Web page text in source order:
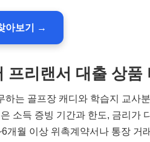
아보기 →
프리랜서 대출 상품
하는 골프장 캐디와 학습지 교사
소득 증빙 기간과 한도, 금리가
개월 이상 위촉계약서나 통장 거